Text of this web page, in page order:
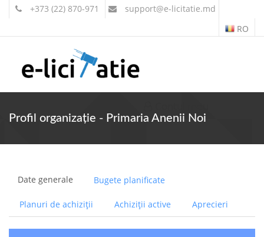
+373 (22) 870-971 support@e-licitatie.md
RO
Profil organizație - Primaria Anenii Noi
Date generale Bugete planificate
Planuri de achiziții Achiziții active Aprecieri